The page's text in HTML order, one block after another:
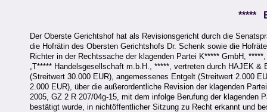
*****
Der Oberste Gerichtshof hat als Revisionsgericht durch die
die Hofrätin des Obersten Gerichtshofs Dr. Schenk sowie die
Richter in der Rechtssache der klagenden Partei K***** GmbH,
„T***** Handelsgesellschaft m.b.H., *****, vertreten durch HAJEK
(Streitwert 30.000 EUR), angemessenes Entgelt (Streitwert 2.000
2.000 EUR), über die außerordentliche Revision der klagenden
2005, GZ 2 R 207/04g-15, mit dem infolge Berufung der
bestätigt wurde, in nichtöffentlicher Sitzung zu Recht erkannt und